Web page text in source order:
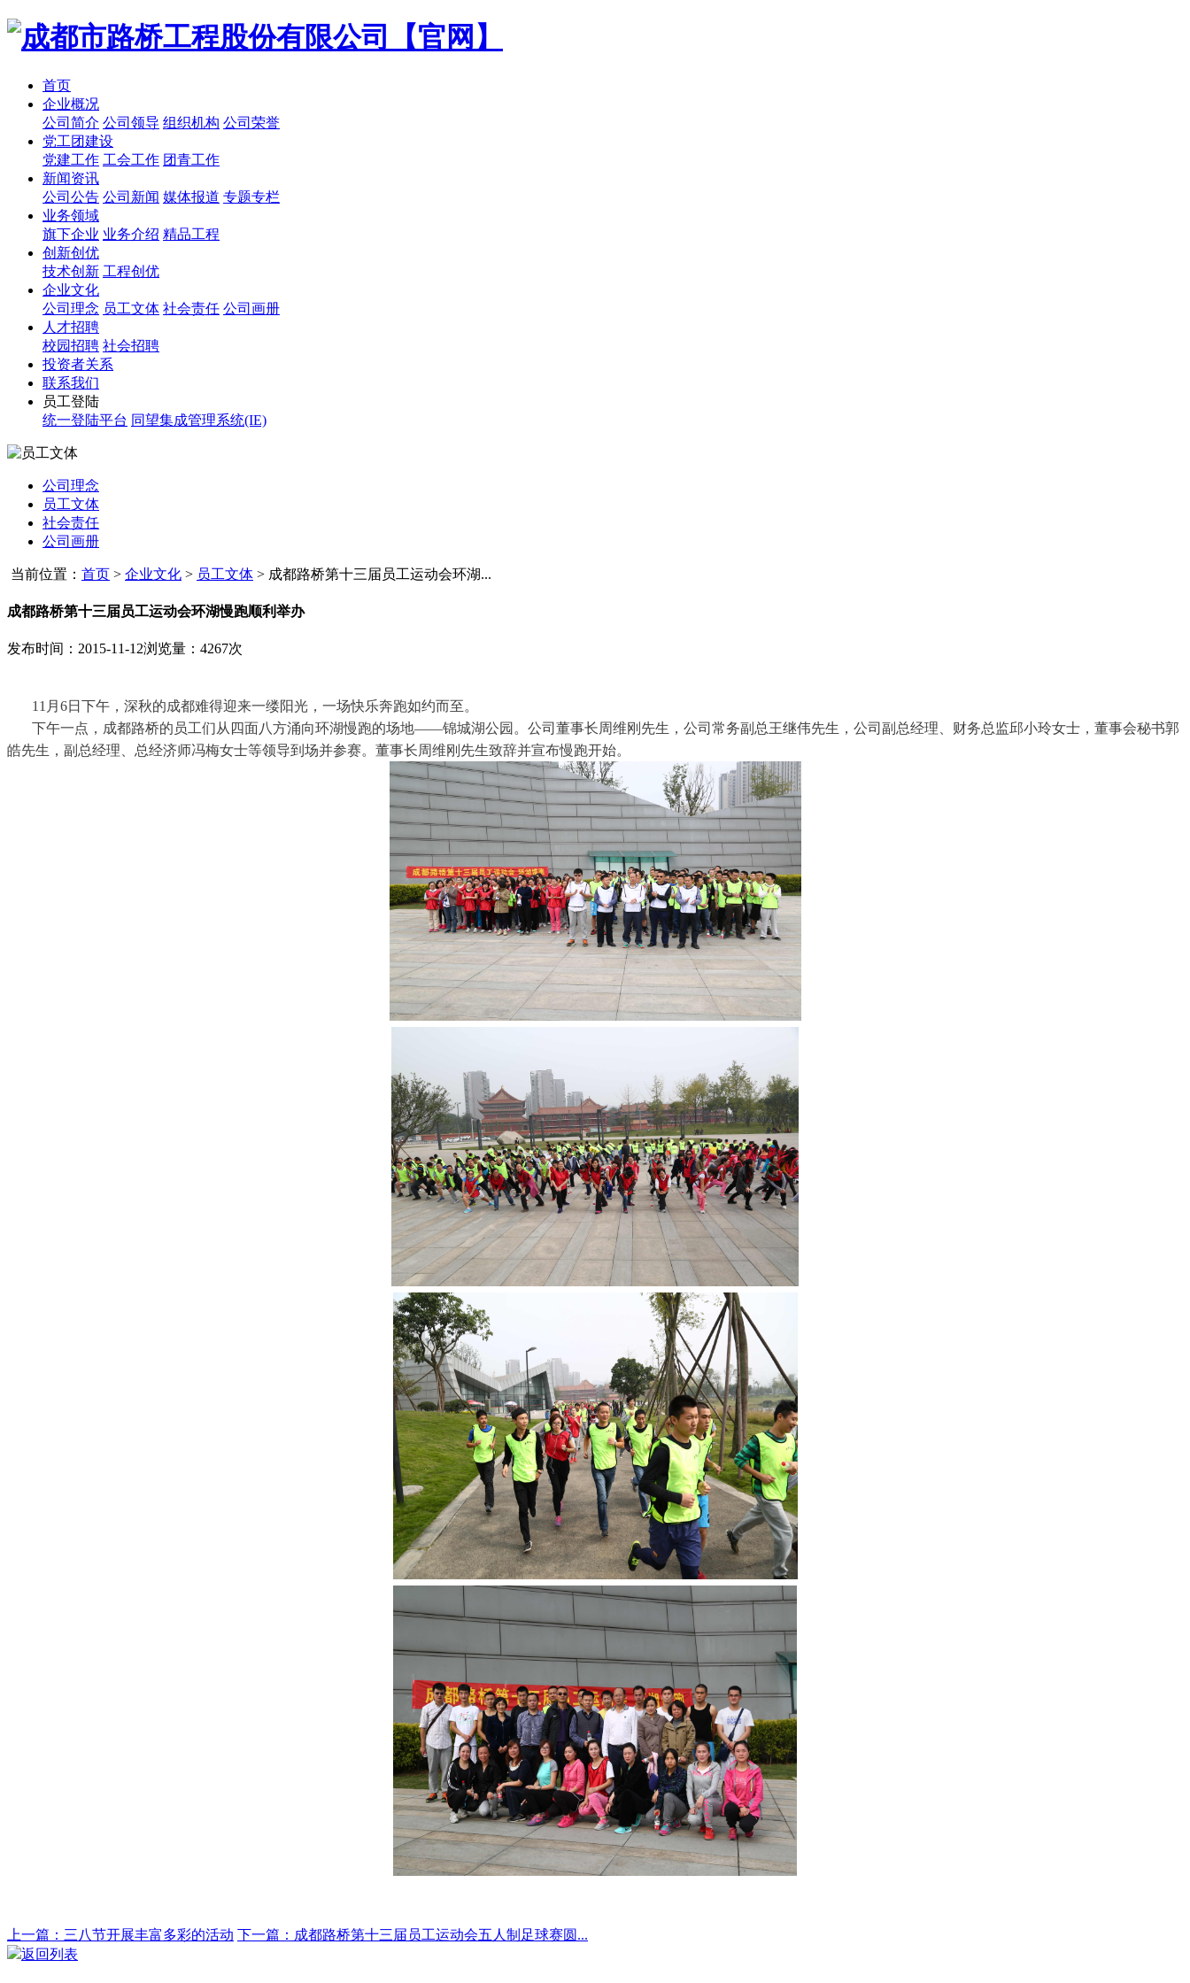
首页
企业概况
公司简介 公司领导 组织机构 公司荣誉
党工团建设
党建工作 工会工作 团青工作
新闻资讯
公司公告 公司新闻 媒体报道 专题专栏
业务领域
旗下企业 业务介绍 精品工程
创新创优
技术创新 工程创优
企业文化
公司理念 员工文体 社会责任 公司画册
人才招聘
校园招聘 社会招聘
投资者关系
联系我们
员工登陆
统一登陆平台 同望集成管理系统(IE)
公司理念
员工文体
社会责任
公司画册
当前位置： 首页 > 企业文化 > 员工文体 > 成都路桥第十三届员工运动会环湖...
成都路桥第十三届员工运动会环湖慢跑顺利举办
发布时间：2015-11-12浏览量：4267次
11月 6日下午，深秋的成都难得迎来一缕阳光，一场快乐奔跑如约而至。
下午一点，成都路桥的员工们从四面八方涌向环湖慢跑的场地——锦城湖公园。公司董事长周维刚先生，公司常务副总王继伟先生，公司副总经理、财务总监邱小玲女士，董事会秘书郭
皓先生，副总经理、总经济师冯梅女士等领导到场并参赛。 董事长周维刚先生致辞并宣布慢跑开始。
上一篇：三八节开展丰富多彩的活动 下一篇：成都路桥第十三届员工运动会五人制足球赛圆...
返回列表